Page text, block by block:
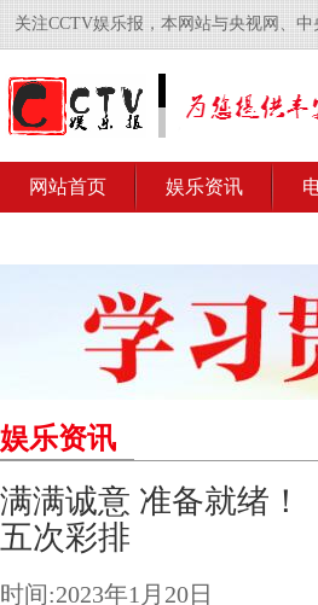
关注CCTV娱乐报，本网站与央视网、中
网站首页 娱乐资讯
娱乐资讯
满满诚意 准备就绪！
五次彩排
时间:2023年1月20日